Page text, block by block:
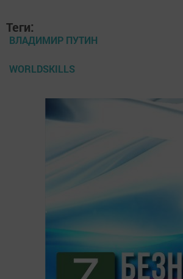
Теги:
ВЛАДИМИР ПУТИН
WORLDSKILLS